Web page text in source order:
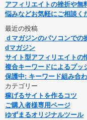
アフィリエイトの挫折や無
悩みなどお気軽にご相談く
最近の投稿
ｄマガジンのパソコンでの
dマガジン
サイト型アフィリエイトの
複合キーワードによるプッ
保護中: キーワード組み合
カテゴリー
稼げるサイトを作るコツ
ご購入者様専用ページ
ゆずまるオリジナルツール